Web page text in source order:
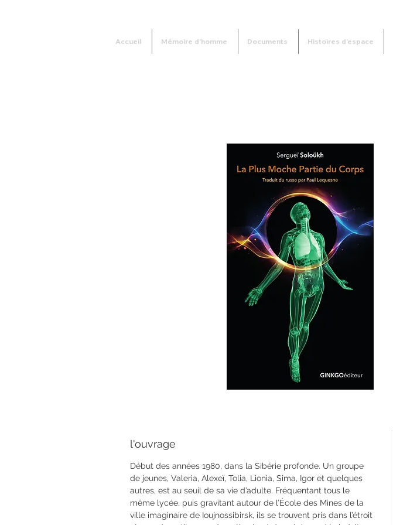
Accueil Mémoire d'homme Documents Histoires d'espace
l'ouvrage
Début des années 1980, dans la Sibérie profonde. Un groupe
de jeunes, Valeria, Alexeï, Tolia, Lionia, Sima, Igor et quelques
autres, est au seuil de sa vie d’adulte. Fréquentant tous le
même lycée, puis gravitant autour de l’École des Mines de la
ville imaginaire de Ioujnossibirsk, ils se trouvent pris dans l’étroit